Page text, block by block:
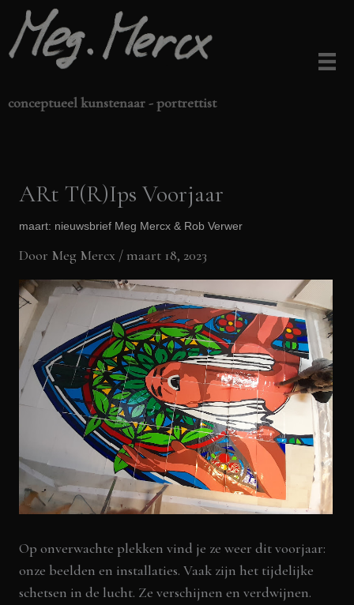
naar
de
conceptueel kunstenaar - portrettist
ARt T(R)Ips Voorjaar
maart: nieuwsbrief Meg Mercx & Rob Verwer
Door Meg Mercx / maart 18, 2023
Op onverwachte plekken vind je ze weer dit voorjaar:
onze beelden en installaties. Vaak zijn het tijdelijke
schetsen in de lucht. Ze verschijnen en verdwijnen.